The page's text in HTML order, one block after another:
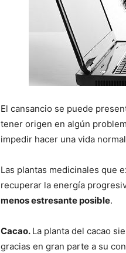
El cansancio se puede
tener origen en algún
impedir hacer una vida
Las plantas medicinales que
recuperar la energía
menos estresante posible.
Cacao. La planta del cacao
gracias en gran parte a su